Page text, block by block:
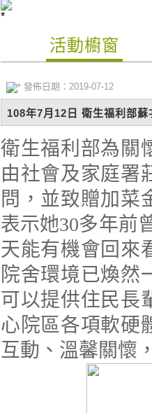
活動櫥窗
發佈日期：2019-07-12
108年7月12日 衛生福利部
衛生福利部為關
由社會及家庭署
問，並致贈加菜
表示她30多年前
天能有機會回來
院舍環境已煥然
可以提供住民長
心院區各項軟硬
互動、溫馨關懷